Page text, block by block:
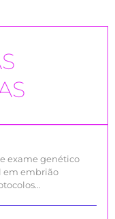
exame genético
em embrião